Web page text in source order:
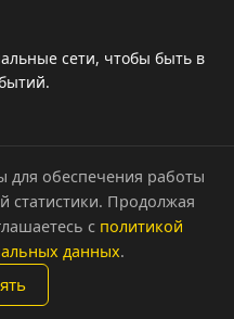
сети, чтобы быть в
Технологий». Все
обеспечения работы
статистики. Продолжая
с политикой
данных.